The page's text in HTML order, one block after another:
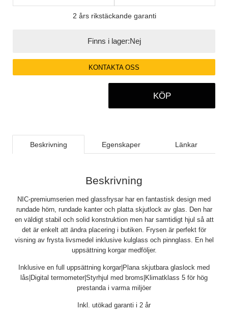
2 års rikstäckande garanti
Finns i lager:Nej
KONTAKTA OSS
KÖP
Beskrivning Egenskaper Länkar
Beskrivning
NIC-premiumserien med glassfrysar har en fantastisk design med
rundade hörn, rundade kanter och platta skjutlock av glas. Den har
en väldigt stabil och solid konstruktion men har samtidigt hjul så att
det är enkelt att ändra placering i butiken. Frysen är perfekt för
visning av frysta livsmedel inklusive kulglass och pinnglass. En hel
uppsättning korgar medföljer.
Inklusive en full uppsättning korgar|Plana skjutbara glaslock med
lås|Digital termometer|Styrhjul med broms|Klimatklass 5 för hög
prestanda i varma miljöer
Inkl. utökad garanti i 2 år